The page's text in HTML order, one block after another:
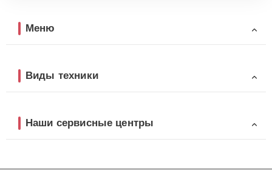
Меню
Виды техники
Наши сервисные центры